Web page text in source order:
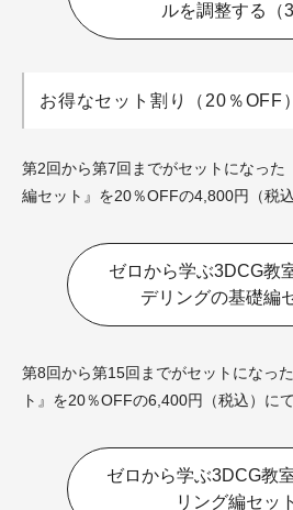
ルを調整する（
お得なセット割り（20％OFF）
第2回から第7回までがセットになった
編セット』を20％OFFの4,800円（税
ゼロから学ぶ3DCG教
デリングの基礎編
第8回から第15回までがセットになっ
ト』を20％OFFの6,400円（税込）にて
ゼロから学ぶ3DCG教
リング編セッ